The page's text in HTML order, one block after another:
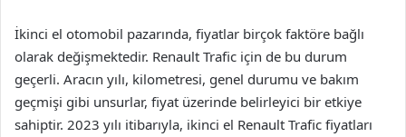
İkinci el otomobil pazarında, fiyatlar birçok faktöre bağlı
olarak değişmektedir. Renault Trafic için de bu durum
geçerli. Aracın yılı, kilometresi, genel durumu ve bakım
geçmişi gibi unsurlar, fiyat üzerinde belirleyici bir etkiye
sahiptir. 2023 yılı itibarıyla, ikinci el Renault Trafic fiyatları